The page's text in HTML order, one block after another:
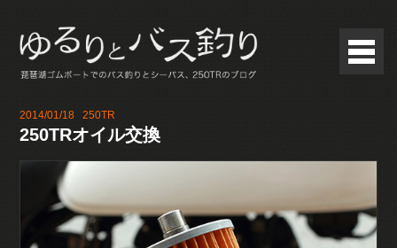
2014/01/18250TR
250TRオイル交換